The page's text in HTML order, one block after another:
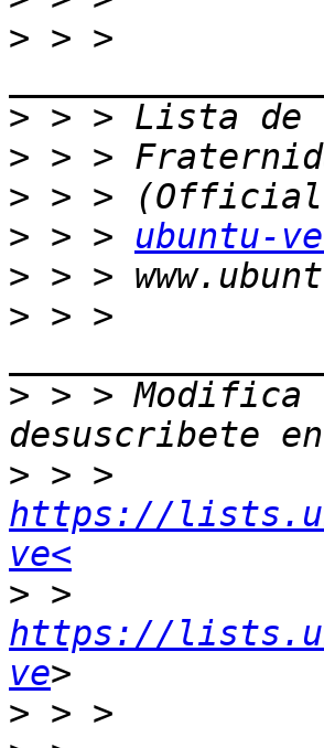
> > >
>
>
>
> > > ubuntu-
>
> > >
> > > Modifica
>
https://
ve<
>
https://
ve
>